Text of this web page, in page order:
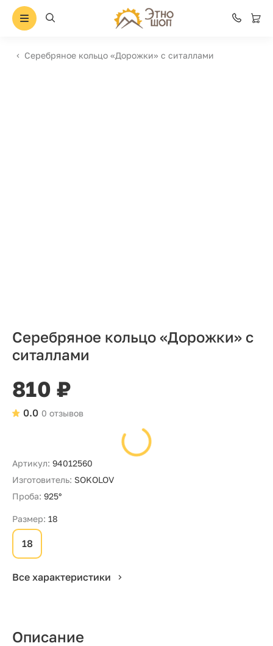
Серебряное кольцо «Дорожки» с ситаллами
Серебряное кольцо «Дорожки» с
ситаллами
810 ₽
0 отзывов
0.0
Артикул: 94012560
Изготовитель: SOKOLOV
Проба: 925°
Размер: 18
18
Все характеристики
Описание